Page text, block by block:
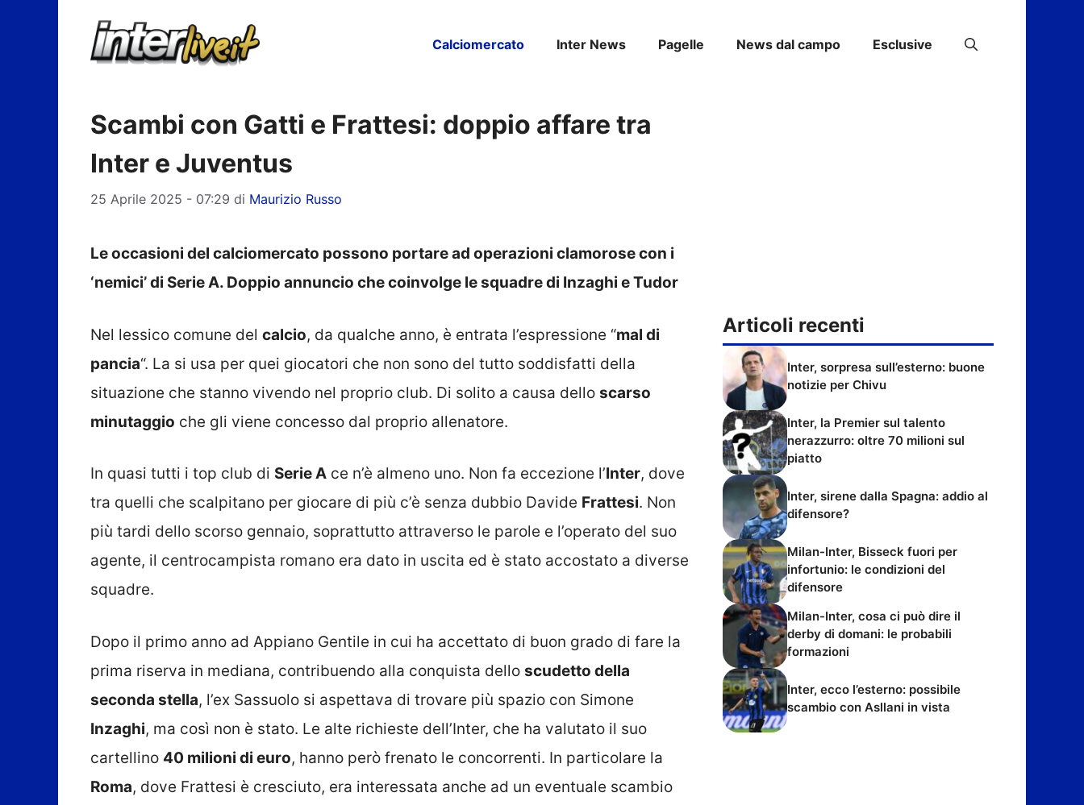
Calciomercato Inter News Pagelle News dal campo Esclusive
Scambi con Gatti e Frattesi: doppio affare tra
Inter e Juventus
25 Aprile 2025 - 07:29 di Maurizio Russo
Le occasioni del calciomercato possono portare ad operazioni clamorose con i
‘nemici’ di Serie A. Doppio annuncio che coinvolge le squadre di Inzaghi e Tudor
Nel lessico comune del calcio, da qualche anno, è entrata l’espressione “mal di
pancia“. La si usa per quei giocatori che non sono del tutto soddisfatti della
situazione che stanno vivendo nel proprio club. Di solito a causa dello scarso
minutaggio che gli viene concesso dal proprio allenatore.
In quasi tutti i top club di Serie A ce n’è almeno uno. Non fa eccezione l’Inter, dove
tra quelli che scalpitano per giocare di più c’è senza dubbio Davide Frattesi. Non
più tardi dello scorso gennaio, soprattutto attraverso le parole e l’operato del suo
agente, il centrocampista romano era dato in uscita ed è stato accostato a diverse
squadre.
Dopo il primo anno ad Appiano Gentile in cui ha accettato di buon grado di fare la
prima riserva in mediana, contribuendo alla conquista dello scudetto della
seconda stella, l’ex Sassuolo si aspettava di trovare più spazio con Simone
Inzaghi, ma così non è stato. Le alte richieste dell’Inter, che ha valutato il suo
cartellino 40 milioni di euro, hanno però frenato le concorrenti. In particolare la
Roma, dove Frattesi è cresciuto, era interessata anche ad un eventuale scambio
Articoli recenti
Inter, sorpresa sull’esterno: buone
notizie per Chivu
Inter, la Premier sul talento
nerazzurro: oltre 70 milioni sul
piatto
Inter, sirene dalla Spagna: addio al
difensore?
Milan-Inter, Bisseck fuori per
infortunio: le condizioni del
difensore
Milan-Inter, cosa ci può dire il
derby di domani: le probabili
formazioni
Inter, ecco l’esterno: possibile
scambio con Asllani in vista